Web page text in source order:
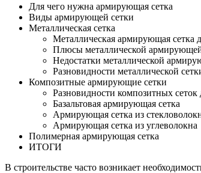
Для чего нужна армирующая сетка
Виды армирующей сетки
Металлическая сетка
Металлическая армирующая сетка
Плюсы металлической
Недостатки металлической
Разновидности металлической
Композитные армирующие сетки
Разновидности композитных сеток
Базальтовая армирующая сетка
Армирующая сетка из
Армирующая сетка из углеволокна
Полимерная армирующая сетка
ИТОГИ
В строительстве часто возникает